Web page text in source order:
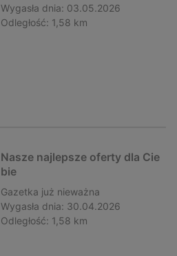
Wygasła dnia: 03.05.2026
Odległość: 1,58 km
Nasze najlepsze oferty dla Cie
bie
Gazetka już nieważna
Wygasła dnia: 30.04.2026
Odległość: 1,58 km